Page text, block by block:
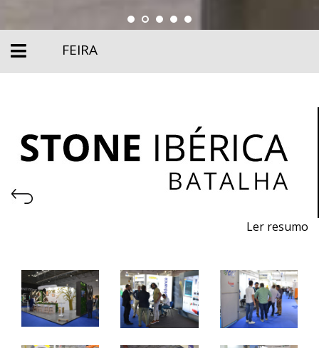
FEIRA
Ler resumo
Pavimentos, Revestimentos para a Construção Civil.
Máquinas, Ferramentas e Acessórios.
22 a 24 de junho 2023 - EXPOSALÃO - Batalha